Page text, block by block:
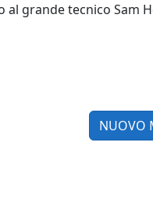
al grande tecnico Sam
NUOVO